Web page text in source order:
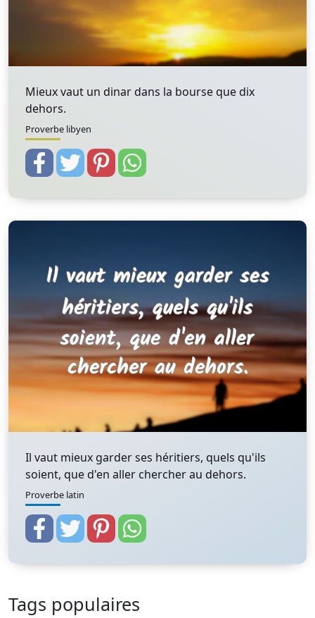
Mieux vaut un dinar dans la bourse que dix
dehors.
Proverbe libyen
Il vaut mieux garder ses héritiers, quels qu'ils
soient, que d'en aller chercher au dehors.
Proverbe latin
Tags populaires